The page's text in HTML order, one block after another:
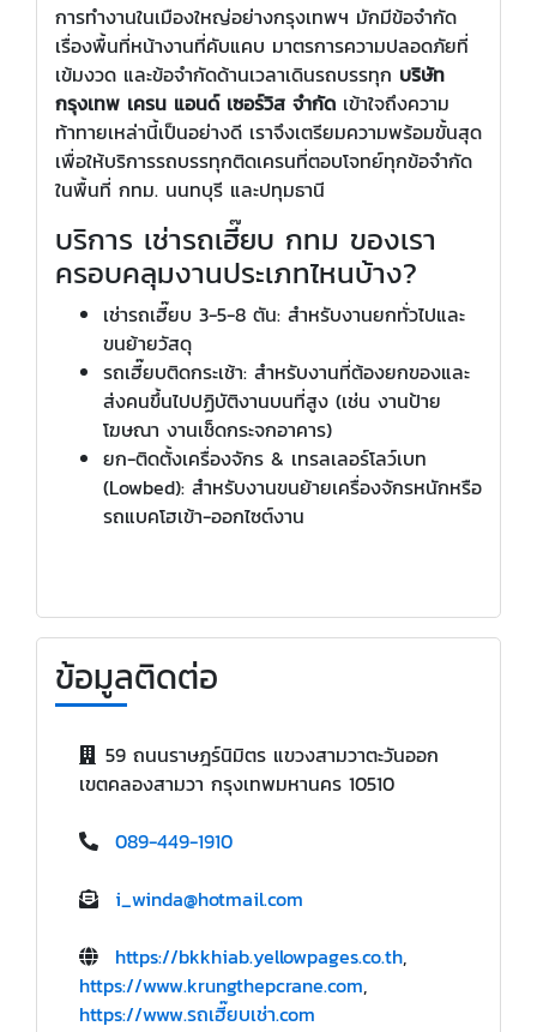
การทำงานในเมืองใหญ่อย่างกรุงเทพฯ มักมีข้อจำกัด
เรื่องพื้นที่หน้างานที่คับแคบ มาตรการความปลอดภัยที่
เข้มงวด และข้อจำกัดด้านเวลาเดินรถบรรทุก บริษัท
กรุงเทพ เครน แอนด์ เซอร์วิส จำกัด เข้าใจถึงความ
ท้าทายเหล่านี้เป็นอย่างดี เราจึงเตรียมความพร้อมขั้นสุด
เพื่อให้บริการรถบรรทุกติดเครนที่ตอบโจทย์ทุกข้อจำกัด
ในพื้นที่ กทม. นนทบุรี และปทุมธานี
บริการ เช่ารถเฮี๊ยบ กทม ของเรา
ครอบคลุมงานประเภทไหนบ้าง?
เช่ารถเฮี๊ยบ 3-5-8 ตัน: สำหรับงานยกทั่วไปและ
ขนย้ายวัสดุ
รถเฮี๊ยบติดกระเช้า: สำหรับงานที่ต้องยกของและ
ส่งคนขึ้นไปปฏิบัติงานบนที่สูง (เช่น งานป้าย
โฆษณา งานเช็ดกระจกอาคาร)
ยก-ติดตั้งเครื่องจักร & เทรลเลอร์โลว์เบท
(Lowbed): สำหรับงานขนย้ายเครื่องจักรหนักหรือ
รถแบคโฮเข้า-ออกไซต์งาน
ข้อมูลติดต่อ
59 ถนนราษฎร์นิมิตร แขวงสามวาตะวันออก
เขตคลองสามวา กรุงเทพมหานคร 10510
089-449-1910
i_winda@hotmail.com
https://bkkhiab.yellowpages.co.th,
https://www.krungthepcrane.com,
https://www.รถเฮี๊ยบเช่า.com